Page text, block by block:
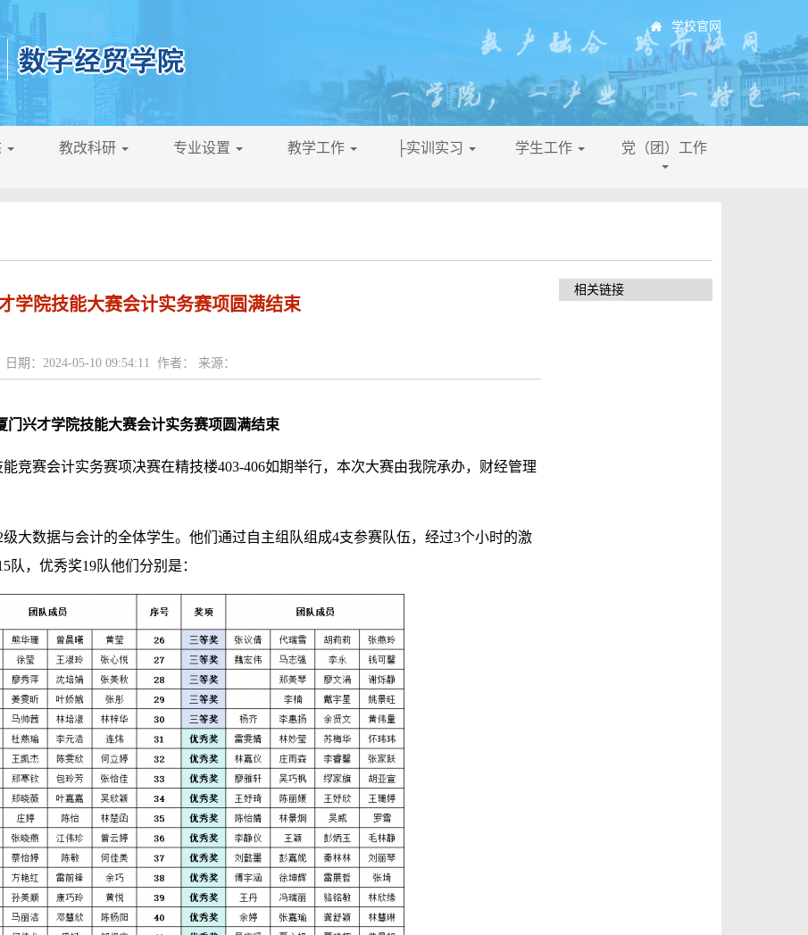
学校官网
教改科研 专业设置 教学工作 ├实训实习 学生工作 党（团）工作
学院技能大赛会计实务赛项圆满结束
日期：2024-05-10 09:54:11 作者： 来源：
门兴才学院技能大赛会计实务赛项圆满结束
竞赛会计实务赛项决赛在精技楼403-406如期举行，本次大赛由我院承办，财经管理
大数据与会计的全体学生。他们通过自主组队组成4支参赛队伍，经过3个小时的激
队，优秀奖19队他们分别是：
相关链接